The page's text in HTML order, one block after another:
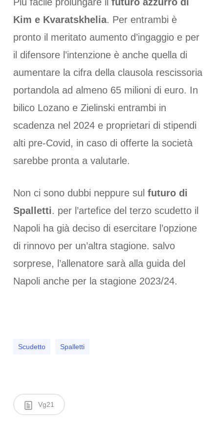
Kim e Kvaratskhelia. Per entrambi è
pronto il meritato aumento d’ingaggio e per
il difensore l’intenzione è anche quella di
aumentare la cifra della clausola rescissoria
portandola ad almeno 65 milioni di euro. In
bilico Lozano e Zielinski entrambi in
scadenza nel 2024 e proprietari di stipendi
alti pre-Covid, in caso di offerte la società
sarebbe pronta a valutarle.
Non ci sono dubbi neppure sul futuro di
Spalletti. per l’artefice del terzo scudetto il
Napoli ha già deciso di esercitare l’opzione
di rinnovo per un’altra stagione. salvo
sorprese, l’allenatore sarà alla guida del
Napoli anche per la stagione 2023/24.
Scudetto Spalletti
Vg21